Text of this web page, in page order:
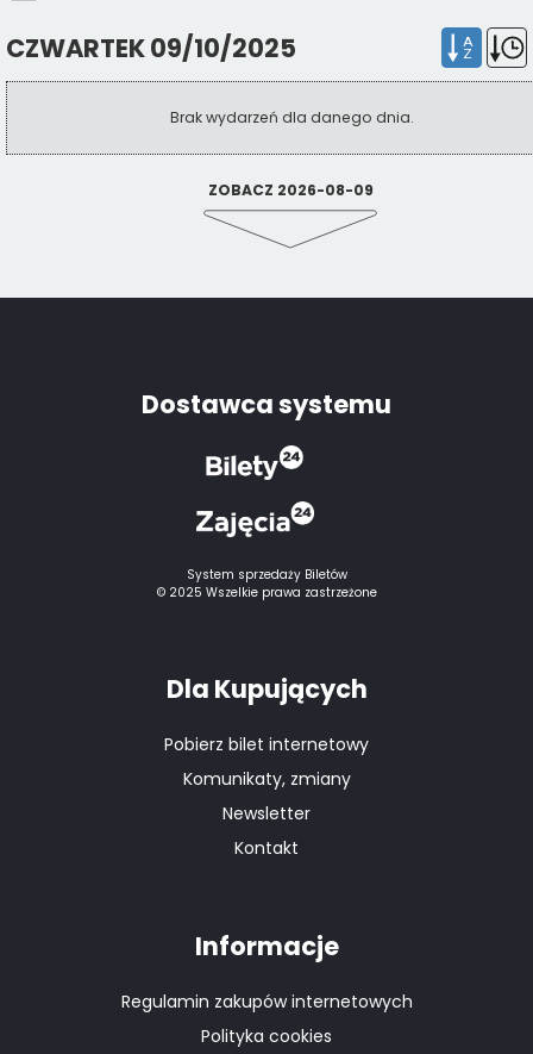
CZWARTEK 09/10/2025 A
Z
Brak wydarzeń dla danego dnia.
ZOBACZ 2026-08-09
Dostawca systemu
System sprzedaży Biletów
© 2025 Wszelkie prawa zastrzeżone
Dla Kupujących
Pobierz bilet internetowy
Komunikaty, zmiany
Newsletter
Kontakt
Informacje
Regulamin zakupów internetowych
Polityka cookies